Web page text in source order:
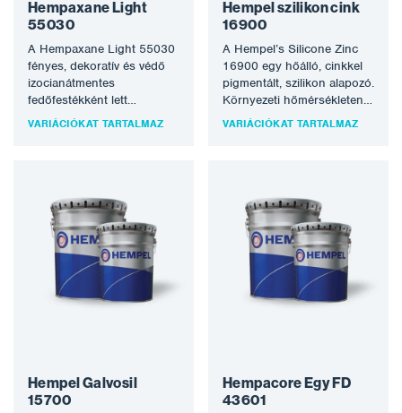
Hempaxane Light
55030
A Hempaxane Light 55030
fényes, dekoratív és védő
izocianátmentes
fedőfestékként lett
kifejlesztve az acél
VARIÁCIÓKAT TARTALMAZ
Hempel szilikon cink
16900
A Hempel’s Silicone Zinc
16900 egy hőálló, cinkkel
pigmentált, szilikon alapozó.
Környezeti hőmérsékleten
szárad, és 400°C-ig ellenáll
VARIÁCIÓKAT TARTALMAZ
Hempel Galvosil
15700
Hempacore Egy FD
43601